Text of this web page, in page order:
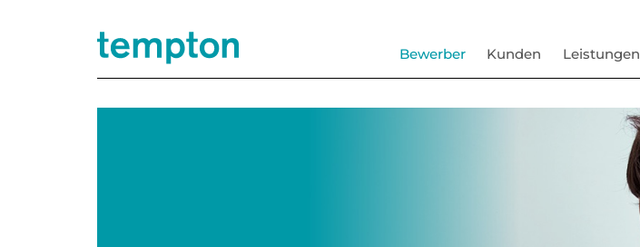
Bewerber Kunden Leistungen